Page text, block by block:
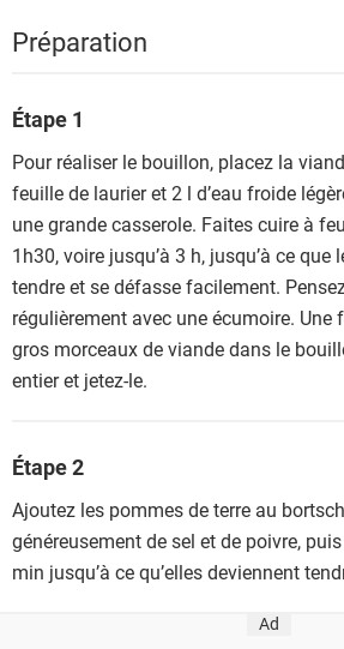
Préparation
Étape 1
Pour réaliser le bouillon, placez la
feuille de laurier et 2 l d’eau froide
une grande casserole. Faites cuire à
1h30, voire jusqu’à 3 h, jusqu’à ce
tendre et se défasse facilement.
régulièrement avec une écumoire. Une
gros morceaux de viande dans le
entier et jetez-le.
Étape 2
Ajoutez les pommes de terre au
généreusement de sel et de poivre,
min jusqu’à ce qu’elles deviennent
Ad